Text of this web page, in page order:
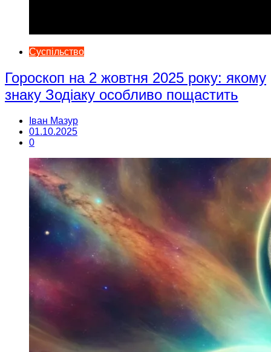
Суспільство
Гороскоп на 2 жовтня 2025 року: якому
знаку Зодіаку особливо пощастить
Іван Мазур
01.10.2025
0